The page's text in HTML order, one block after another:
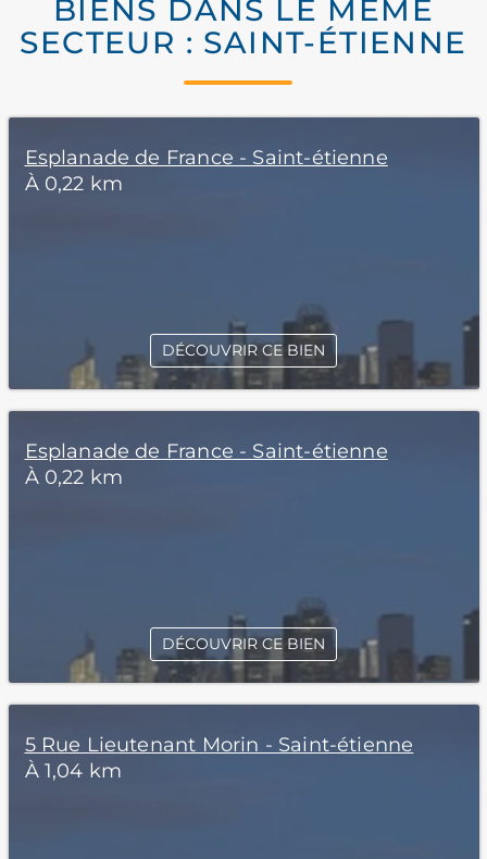
BIENS DANS LE MÊME
SECTEUR : SAINT-ÉTIENNE
Esplanade de France - Saint-étienne
À 0,22 km
DÉCOUVRIR CE BIEN
Esplanade de France - Saint-étienne
À 0,22 km
DÉCOUVRIR CE BIEN
5 Rue Lieutenant Morin - Saint-étienne
À 1,04 km